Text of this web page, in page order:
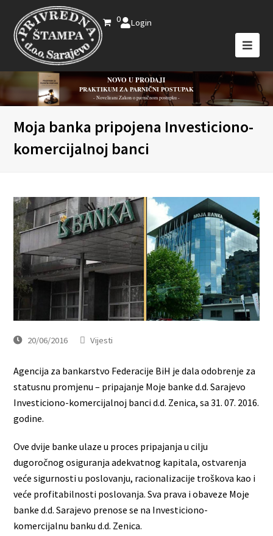
0 Login
NOVO U PRODAJI
PRAKTIKUM ZA PARNIČNI POSTUPAK
- Novelirani Zakon o parničnom postupku -
Moja banka pripojena Investiciono-
komercijalnoj banci
20/06/2016 Vijesti
Agencija za bankarstvo Federacije BiH je dala odobrenje za
statusnu promjenu – pripajanje Moje banke d.d. Sarajevo
Investiciono-komercijalnoj banci d.d. Zenica, sa 31. 07. 2016.
godine.
Ove dvije banke ulaze u proces pripajanja u cilju
dugoročnog osiguranja adekvatnog kapitala, ostvarenja
veće sigurnosti u poslovanju, racionalizacije troškova kao i
veće profitabilnosti poslovanja. Sva prava i obaveze Moje
banke d.d. Sarajevo prenose se na Investiciono-
komercijalnu banku d.d. Zenica.